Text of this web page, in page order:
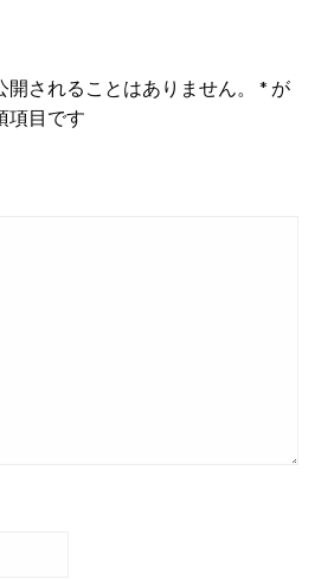
開されることはありません。 * が
項目です